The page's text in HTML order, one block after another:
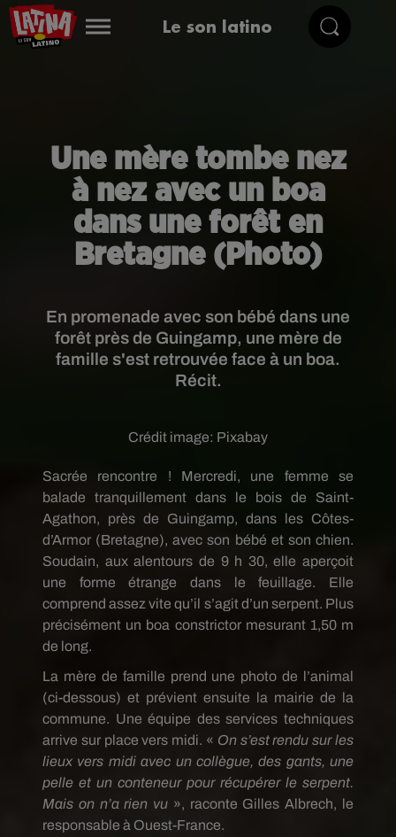
Le son latino
Une mère tombe nez
à nez avec un boa
dans une forêt en
Bretagne (Photo)
En promenade avec son bébé dans une
forêt près de Guingamp, une mère de
famille s'est retrouvée face à un boa.
Récit.
Crédit image: Pixabay
Sacrée rencontre ! Mercredi, une femme se
balade tranquillement dans le bois de Saint-
Agathon, près de Guingamp, dans les Côtes-
d’Armor (Bretagne), avec son bébé et son chien.
Soudain, aux alentours de 9 h 30, elle aperçoit
une forme étrange dans le feuillage. Elle
comprend assez vite qu’il s’agit d’un serpent. Plus
précisément un boa constrictor mesurant 1,50 m
de long.
La mère de famille prend une photo de l’animal
(ci-dessous) et prévient ensuite la mairie de la
commune. Une équipe des services techniques
arrive sur place vers midi. « On s’est rendu sur les
lieux vers midi avec un collègue, des gants, une
pelle et un conteneur pour récupérer le serpent.
Mais on n’a rien vu », raconte Gilles Albrech, le
responsable à Ouest-France.